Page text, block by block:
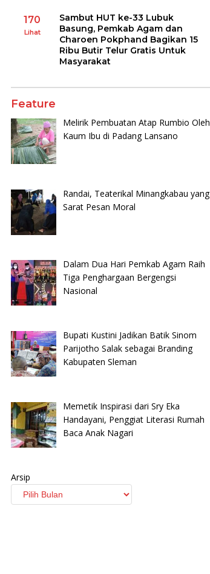
170
Lihat
Sambut HUT ke-33 Lubuk
Basung, Pemkab Agam dan
Charoen Pokphand Bagikan 15
Ribu Butir Telur Gratis Untuk
Masyarakat
Feature
Melirik Pembuatan Atap Rumbio Oleh
Kaum Ibu di Padang Lansano
Randai, Teaterikal Minangkabau yang
Sarat Pesan Moral
Dalam Dua Hari Pemkab Agam Raih
Tiga Penghargaan Bergengsi
Nasional
Bupati Kustini Jadikan Batik Sinom
Parijotho Salak sebagai Branding
Kabupaten Sleman
Memetik Inspirasi dari Sry Eka
Handayani, Penggiat Literasi Rumah
Baca Anak Nagari
Arsip